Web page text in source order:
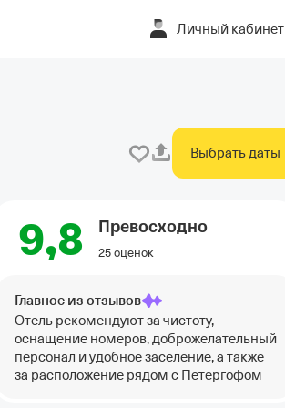
Личный кабинет
Выбрать даты
9,8 Превосходно
25 оценок
Главное из отзывов
Отель рекомендуют за чистоту,
оснащение номеров, доброжелательный
персонал и удобное заселение, а также
за расположение рядом с Петергофом